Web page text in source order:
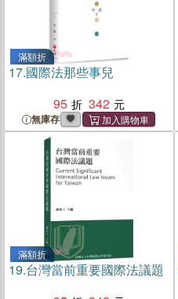
滿額折
17.國際法那些事兒
95
342
無庫存
滿額折
19.台灣當前重要國際法議題